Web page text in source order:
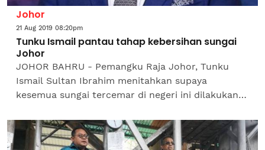
Johor
21 Aug 2019 08:20pm
Tunku Ismail pantau tahap kebersihan sungai
Johor
JOHOR BAHRU - Pemangku Raja Johor, Tunku
Ismail Sultan Ibrahim menitahkan supaya
kesemua sungai tercemar di negeri ini dilakukan
bertitah demikian kepada...